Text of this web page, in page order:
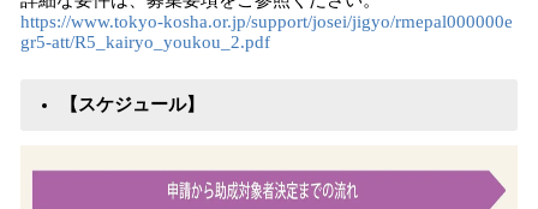
https://www.tokyo-kosha.or.jp/support/josei/jigyo/rmepal000000e
gr5-att/R5_kairyo_youkou_2.pdf
【スケジュール】 ​